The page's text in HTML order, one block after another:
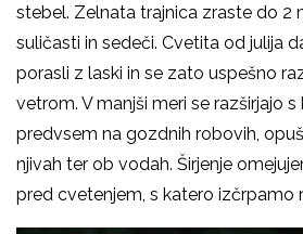
stebel. Zelnata trajnica zraste do 2
suličasti in sedeči. Cvetita od julija
porasli z laski in se zato uspešno
vetrom. V manjši meri se razširjajo
predvsem na gozdnih robovih,
njivah ter ob vodah. Širjenje
pred cvetenjem, s katero izčrpamo